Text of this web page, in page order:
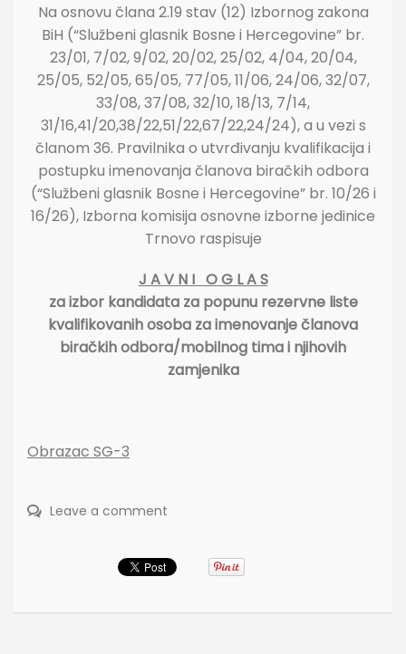
Na osnovu člana 2.19 stav (12) Izbornog zakona
BiH (“Službeni glasnik Bosne i Hercegovine” br.
23/01, 7/02, 9/02, 20/02, 25/02, 4/04, 20/04,
25/05, 52/05, 65/05, 77/05, 11/06, 24/06, 32/07,
33/08, 37/08, 32/10, 18/13, 7/14,
31/16,41/20,38/22,51/22,67/22,24/24), a u vezi s
članom 36. Pravilnika o utvrđivanju kvalifikacija i
postupku imenovanja članova biračkih odbora
(“Službeni glasnik Bosne i Hercegovine” br. 10/26 i
16/26), Izborna komisija osnovne izborne jedinice
Trnovo raspisuje
J A V N I O G L A S
za izbor kandidata za popunu rezervne liste
kvalifikovanih osoba za imenovanje članova
biračkih odbora/mobilnog tima i njihovih
zamjenika
Obrazac SG-3
Leave a comment